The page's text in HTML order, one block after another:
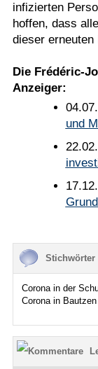
infizierten
hoffen, dass
dieser erneuten
Die Frédéric-
Anzeiger:
und
Stichwörter
Corona in der
Corona in Bautzen